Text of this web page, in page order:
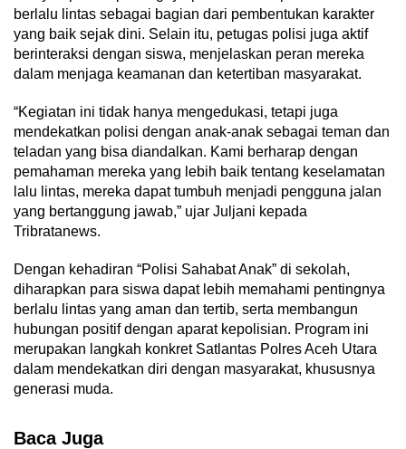
berlalu lintas sebagai bagian dari pembentukan karakter
yang baik sejak dini. Selain itu, petugas polisi juga aktif
berinteraksi dengan siswa, menjelaskan peran mereka
dalam menjaga keamanan dan ketertiban masyarakat.
“Kegiatan ini tidak hanya mengedukasi, tetapi juga
mendekatkan polisi dengan anak-anak sebagai teman dan
teladan yang bisa diandalkan. Kami berharap dengan
pemahaman mereka yang lebih baik tentang keselamatan
lalu lintas, mereka dapat tumbuh menjadi pengguna jalan
yang bertanggung jawab,” ujar Juljani kepada
Tribratanews.
Dengan kehadiran “Polisi Sahabat Anak” di sekolah,
diharapkan para siswa dapat lebih memahami pentingnya
berlalu lintas yang aman dan tertib, serta membangun
hubungan positif dengan aparat kepolisian. Program ini
merupakan langkah konkret Satlantas Polres Aceh Utara
dalam mendekatkan diri dengan masyarakat, khususnya
generasi muda.
Baca Juga